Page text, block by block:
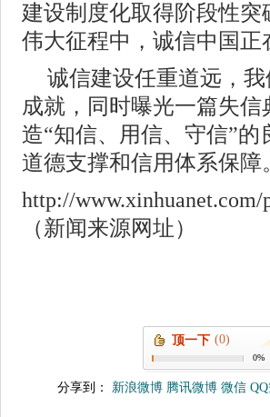
建设制度化取得阶段性
伟大征程中，诚信中国正
诚信建设任重道远，
成就，同时曝光一篇失
造“知信、用信、守信”
道德支撑和信用体系保障
http://
（新闻来源网址）
顶一下 (0)
0%
分享到： 新浪微博 腾讯微博 微信